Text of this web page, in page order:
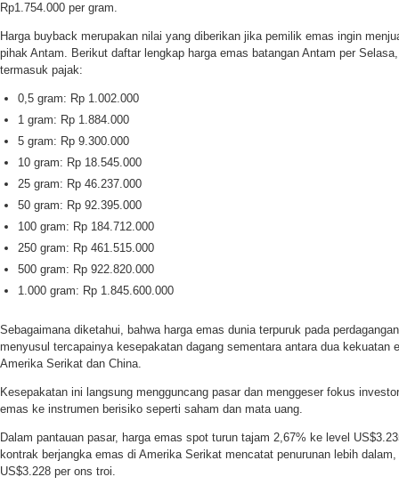
Rp1.754.000 per gram.
Harga buyback merupakan nilai yang diberikan jika pemilik emas ingin
pihak Antam. Berikut daftar lengkap harga emas batangan Antam per
termasuk pajak:
0,5 gram: Rp 1.002.000
1 gram: Rp 1.884.000
5 gram: Rp 9.300.000
10 gram: Rp 18.545.000
25 gram: Rp 46.237.000
50 gram: Rp 92.395.000
100 gram: Rp 184.712.000
250 gram: Rp 461.515.000
500 gram: Rp 922.820.000
1.000 gram: Rp 1.845.600.000
Sebagaimana diketahui, bahwa harga emas dunia terpuruk pada
menyusul tercapainya kesepakatan dagang sementara antara dua kekuatan
Amerika Serikat dan China.
Kesepakatan ini langsung mengguncang pasar dan menggeser fokus
emas ke instrumen berisiko seperti saham dan mata uang.
Dalam pantauan pasar, harga emas spot turun tajam 2,67% ke level
kontrak berjangka emas di Amerika Serikat mencatat penurunan lebih
US$3.228 per ons troi.